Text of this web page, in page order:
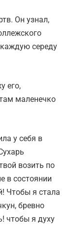
Он узнал,
каждую середу
его,
маленечко
у себя в
возить по
в состоянии
Чтобы я стала
бревно
чтобы я духу